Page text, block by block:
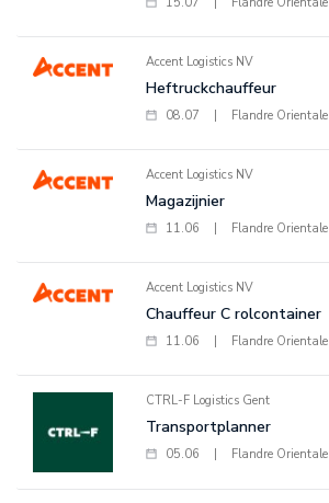
Accent Logistics NV
Heftruckchauffeur
08.07 Flandre Orientale
Accent Logistics NV
Magazijnier
11.06 Flandre Orientale
Accent Logistics NV
Chauffeur C rolcontainer
11.06 Flandre Orientale
CTRL-F Logistics Gent
Transportplanner
05.06 Flandre Orientale